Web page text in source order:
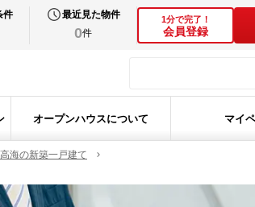
件 最近見た物件
0件
1分で完了！
会員登録
オープンハウスについて マイ
海の新築一戸建て